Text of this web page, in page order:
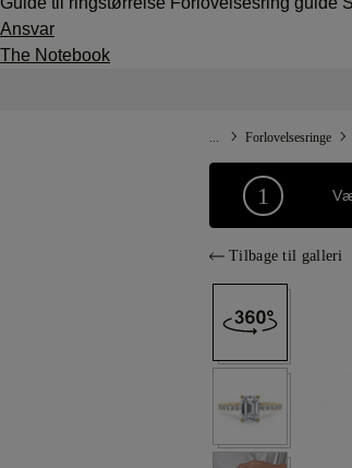
Ansvar
The Notebook
Forlovelsesringe
1
Tilbage til galleri